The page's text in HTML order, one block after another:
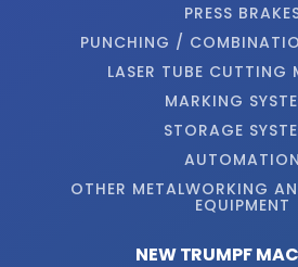
PRESS
PUNCHING /
LASER TUBE CUTTING
MARKING
STORAGE
AUTOMATION
OTHER METALWORKING
EQUIPMENT
NEW TRUMPF